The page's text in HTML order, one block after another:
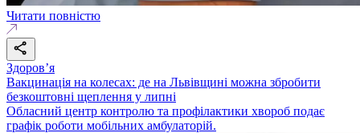
Читати повністю
Здоровʼя
Вакцинація на колесах: де на Львівщині можна збробити
безкоштовні щеплення у липні
Обласний центр контролю та профілактики хвороб подає
графік роботи мобільних амбулаторій.